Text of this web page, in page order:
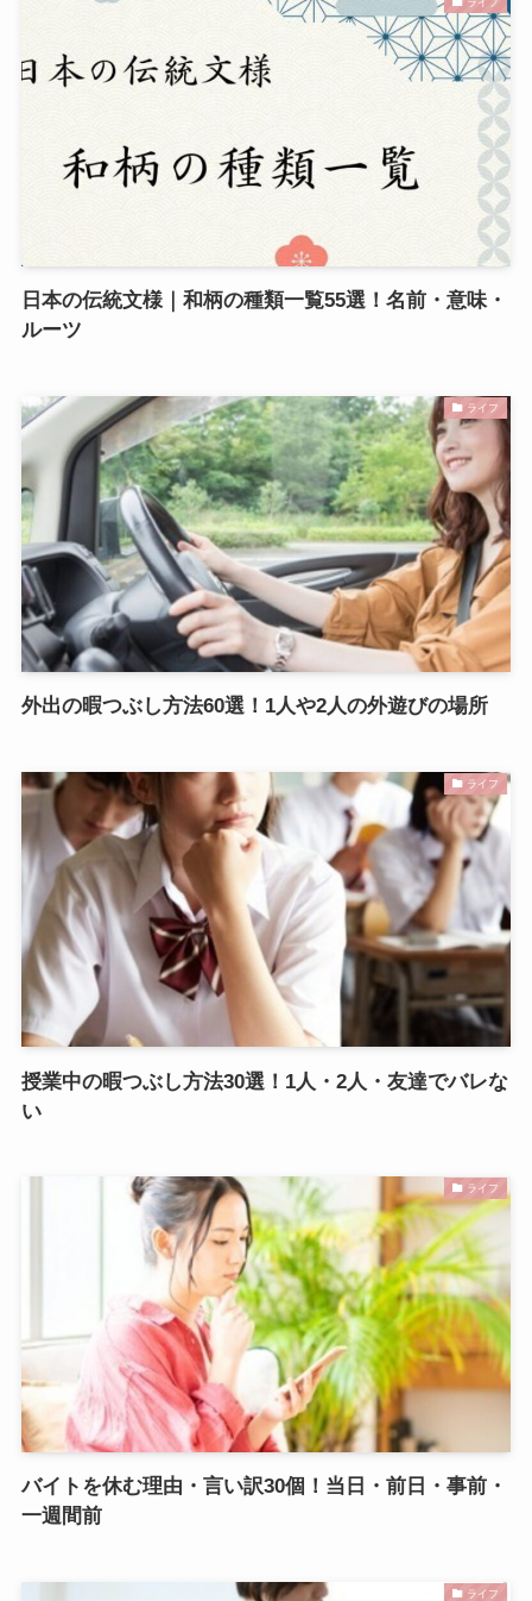
日本の伝統文様｜和柄の種類一覧55選！名前・意味・
ルーツ
ライフ
外出の暇つぶし方法60選！1人や2人の外遊びの場所
ライフ
授業中の暇つぶし方法30選！1人・2人・友達でバレな
い
ライフ
バイトを休む理由・言い訳30個！当日・前日・事前・
一週間前
ライフ